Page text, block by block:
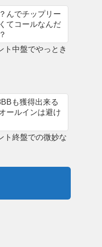
んでチップリー
てコールなんだ
ト中盤でやっとき
も獲得出来る
ールインは避け
ト終盤での微妙な